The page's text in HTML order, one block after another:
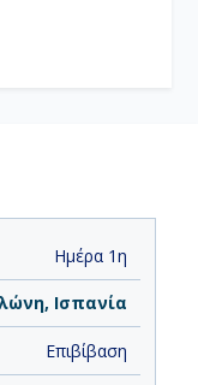
ΑΝΑΧΩΡΗΣΗ
Ημέρα 1η
Ισπανία
Επιβίβαση